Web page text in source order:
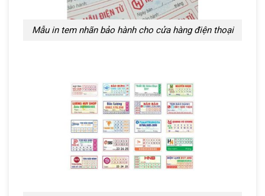
Mẫu in tem nhãn bảo hành cho cửa hàng điện thoại